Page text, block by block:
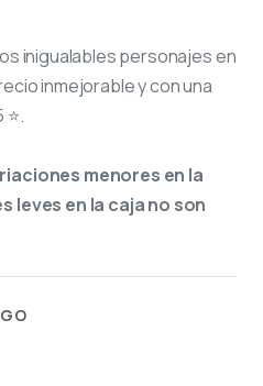
inigualables personajes en
inmejorable y con una
menores en la
leves en la caja no son